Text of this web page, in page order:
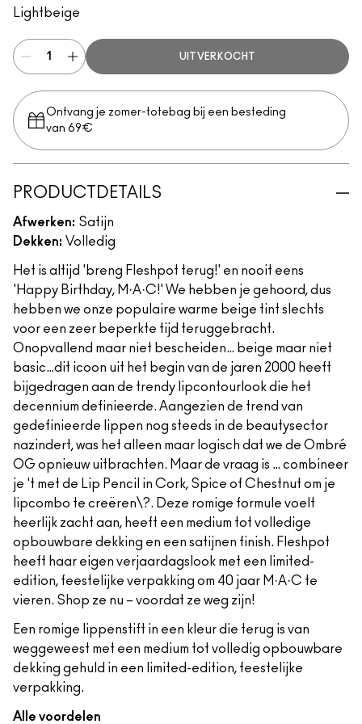
Lightbeige
UITVERKOCHT
Ontvang je zomer-totebag bij een besteding
van 69€
PRODUCTDETAILS
Afwerken: Satijn
Dekken: Volledig
Het is altijd 'breng Fleshpot terug!' en nooit eens
'Happy Birthday, M·A·C!' We hebben je gehoord, dus
hebben we onze populaire warme beige tint slechts
voor een zeer beperkte tijd teruggebracht.
Onopvallend maar niet bescheiden… beige maar niet
basic…dit icoon uit het begin van de jaren 2000 heeft
bijgedragen aan de trendy lipcontourlook die het
decennium definieerde. Aangezien de trend van
gedefinieerde lippen nog steeds in de beautysector
nazindert, was het alleen maar logisch dat we de Ombré
OG opnieuw uitbrachten. Maar de vraag is … combineer
je 't met de Lip Pencil in Cork, Spice of Chestnut om je
lipcombo te creëren\?. Deze romige formule voelt
heerlijk zacht aan, heeft een medium tot volledige
opbouwbare dekking en een satijnen finish. Fleshpot
heeft haar eigen verjaardagslook met een limited-
edition, feestelijke verpakking om 40 jaar M·A·C te
vieren. Shop ze nu – voordat ze weg zijn!
Een romige lippenstift in een kleur die terug is van
weggeweest met een medium tot volledig opbouwbare
dekking gehuld in een limited-edition, feestelijke
verpakking.
Alle voordelen